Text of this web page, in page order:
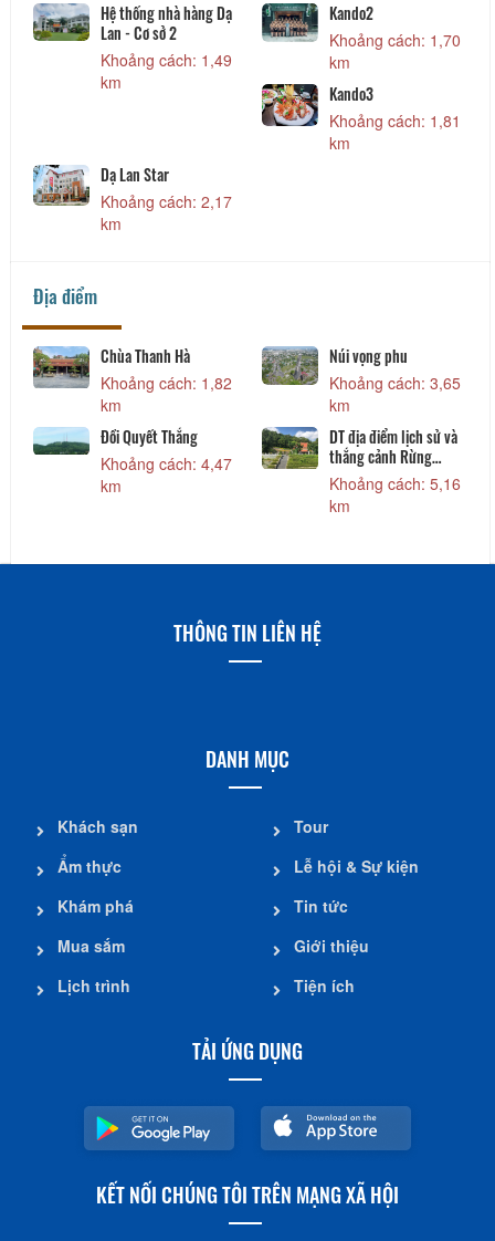
Hệ thống nhà hàng Dạ
Lan - Cơ sở 2
Khoảng cách: 1,49
km
Kando2
Khoảng cách: 1,70
km
Kando3
Khoảng cách: 1,81
km
Dạ Lan Star
Khoảng cách: 2,17
km
Địa điểm
Chùa Thanh Hà
Khoảng cách: 1,82
km
Núi vọng phu
Khoảng cách: 3,65
km
Đồi Quyết Thắng
Khoảng cách: 4,47
km
DT địa điểm lịch sử và
thắng cảnh Rừng
Thông
Khoảng cách: 5,16
km
THÔNG TIN LIÊN HỆ
DANH MỤC
Khách sạn
Ẩm thực
Khám phá
Mua sắm
Lịch trình
Tour
Lễ hội & Sự kiện
Tin tức
Giới thiệu
Tiện ích
TẢI ỨNG DỤNG
KẾT NỐI CHÚNG TÔI TRÊN MẠNG XÃ HỘI